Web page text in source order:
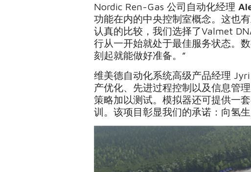
Nordic Ren-Gas 公司自动化经理
功能在内的中央控制室概念。这也
认真的比较，我们选择了Valmet
行从一开始就处于最佳服务状态。
刻起就能做好准备。”
维美德自动化系统高级产品经理
产优化、先进过程控制以及信息管
策略加以测试。模拟器还可提供一
训。该项目彰显我们的承诺：向氢